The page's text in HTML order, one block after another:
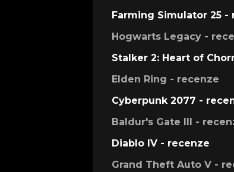
Farming Simulator 25 -
Hogwarts Legacy -
Stalker 2: Heart of
Elden Ring - recenze
Cyberpunk 2077 -
Baldur's Gate III -
Diablo IV - recenze
Grand Theft Auto V -